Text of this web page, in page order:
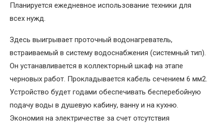
Планируется ежедневное использование техники для
всех нужд.
Здесь выигрывает проточный водонагреватель,
встраиваемый в систему водоснабжения (системный тип).
Он устанавливается в коллекторный шкаф на этапе
черновых работ. Прокладывается кабель сечением 6 мм2.
Устройство будет годами обеспечивать бесперебойную
подачу воды в душевую кабину, ванну и на кухню.
Экономия на электричестве за счет отсутствия